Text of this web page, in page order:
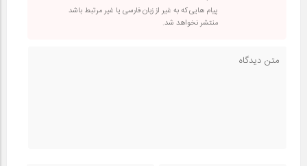
پیام هایی که به غیر از زبان فارسی یا غیر مرتبط باشد
منتشر نخواهد شد.